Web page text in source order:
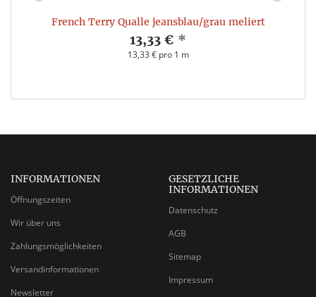
French Terry Qualle jeansblau/grau meliert
13,33 € *
13,33 € pro 1 m
INFORMATIONEN
Öffnungszeiten
Wir über uns
Zahlungsmöglichkeiten
Versandinformationen
Newsletter
GESETZLICHE
INFORMATIONEN
Datenschutz
AGB
Sitemap
Impressum